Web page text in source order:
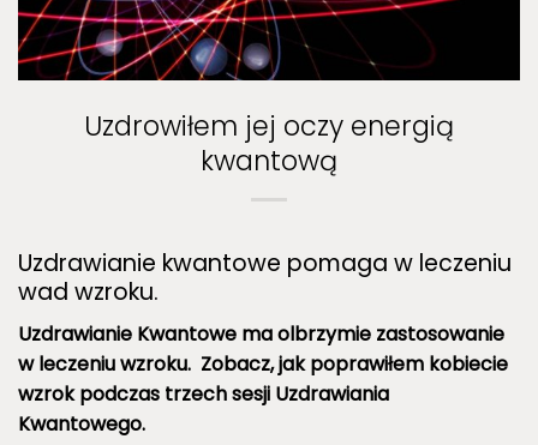
Uzdrowiłem jej oczy energią
kwantową
Uzdrawianie kwantowe pomaga w leczeniu
wad wzroku.
Uzdrawianie Kwantowe ma olbrzymie zastosowanie
w leczeniu wzroku. Zobacz, jak poprawiłem kobiecie
wzrok podczas trzech sesji Uzdrawiania
Kwantowego.